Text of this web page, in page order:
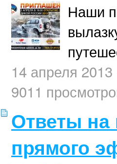
Наши
14 апреля 2013
9011
Ответы
прямого